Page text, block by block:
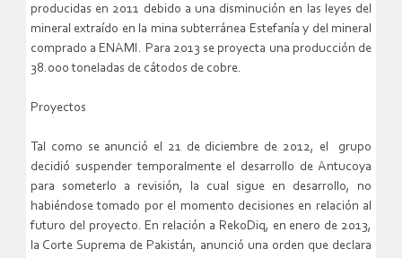
producidas en 2011 debido a una disminución en las leyes del
mineral extraído en la mina subterránea Estefanía y del mineral
comprado a ENAMI. Para 2013 se proyecta una producción de
38.000 toneladas de cátodos de cobre.
Proyectos
Tal como se anunció el 21 de diciembre de 2012, el grupo
decidió suspender temporalmente el desarrollo de Antucoya
para someterlo a revisión, la cual sigue en desarrollo, no
habiéndose tomado por el momento decisiones en relación al
futuro del proyecto. En relación a RekoDiq, en enero de 2013,
la Corte Suprema de Pakistán, anunció una orden que declara